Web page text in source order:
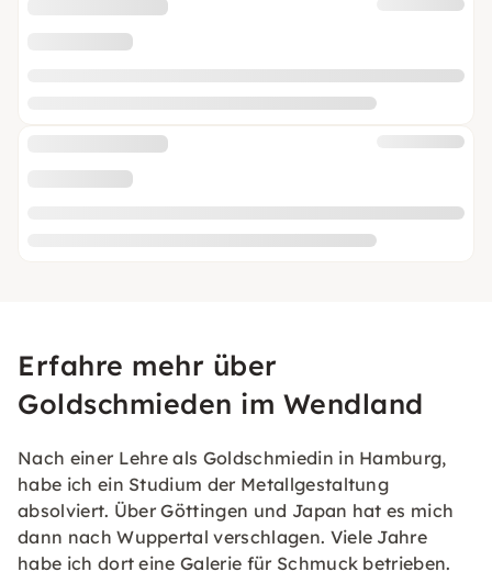
Erfahre mehr über
Goldschmieden im Wendland
Nach einer Lehre als Goldschmiedin in Hamburg,
habe ich ein Studium der Metallgestaltung
absolviert. Über Göttingen und Japan hat es mich
dann nach Wuppertal verschlagen. Viele Jahre
habe ich dort eine Galerie für Schmuck betrieben.